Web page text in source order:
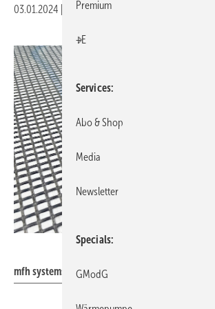
03.01.2024 Veröffentlicht in
mfh systems: Armierungs- und
Premium
+E
Services
Abo & Shop
Media
Newsletter
Specials
GModG